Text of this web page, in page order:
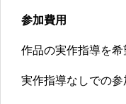
参加費用
作品の実作指導を
実作指導なしでの